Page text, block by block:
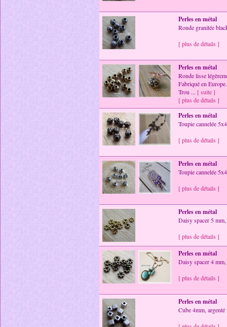
Perles en métal
Ronde granitée
[ plus de détails ]
Perles en métal
Ronde lisse
Fabriqué en Europe.
Trou ... [ suite ]
[ plus de détails ]
Perles en métal
Toupie cannelée
[ plus de détails ]
Perles en métal
Toupie cannelée
[ plus de détails ]
Perles en métal
Daisy spacer 5
[ plus de détails ]
Perles en métal
Daisy spacer 4
[ plus de détails ]
Perles en métal
Cube 4mm,